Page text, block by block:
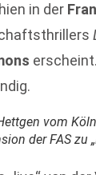
in der
vom
der FAS zu